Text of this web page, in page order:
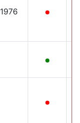
1976